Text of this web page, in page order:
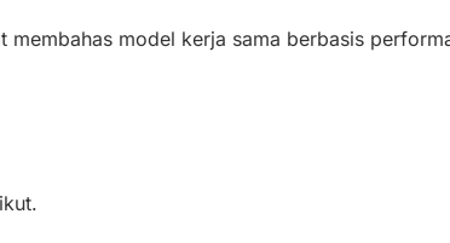
model kerja sama berbasis